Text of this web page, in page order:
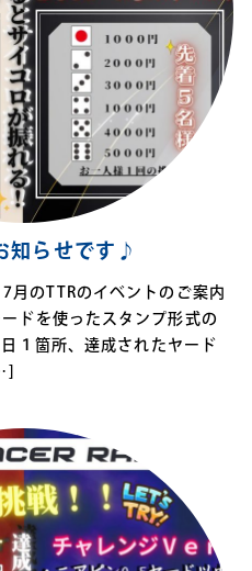
知らせです♪
7月のTTRのイベントのご案内
ドを使ったスタンプ形式の
１箇所、達成されたヤード